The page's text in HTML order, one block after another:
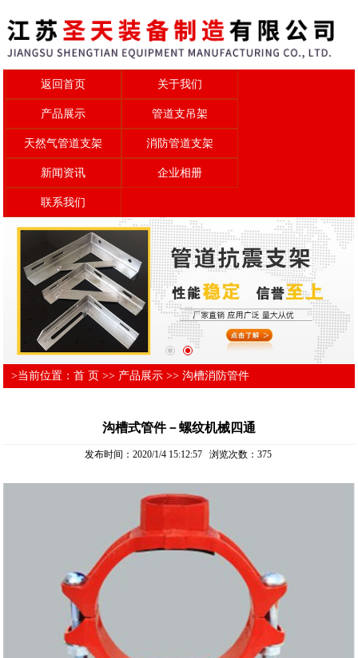
返回首页 关于我们
产品展示 管道支吊架
天然气管道支架 消防管道支架
新闻资讯 企业相册
联系我们
>当前位置：首 页 >> 产品展示 >>沟槽消防管件
沟槽式管件－螺纹机械四通
发布时间：2020/1/4 15:12:57 浏览次数： 375